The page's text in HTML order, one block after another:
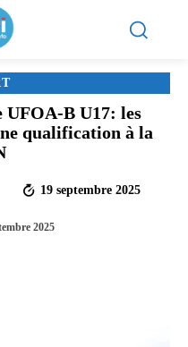
UFOA-B U17: les
qualification à la
19 septembre 2025
2025